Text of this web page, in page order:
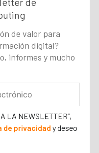
de valor para
digital?
informes y mucho
LA NEWSLETTER”,
de privacidady deseo